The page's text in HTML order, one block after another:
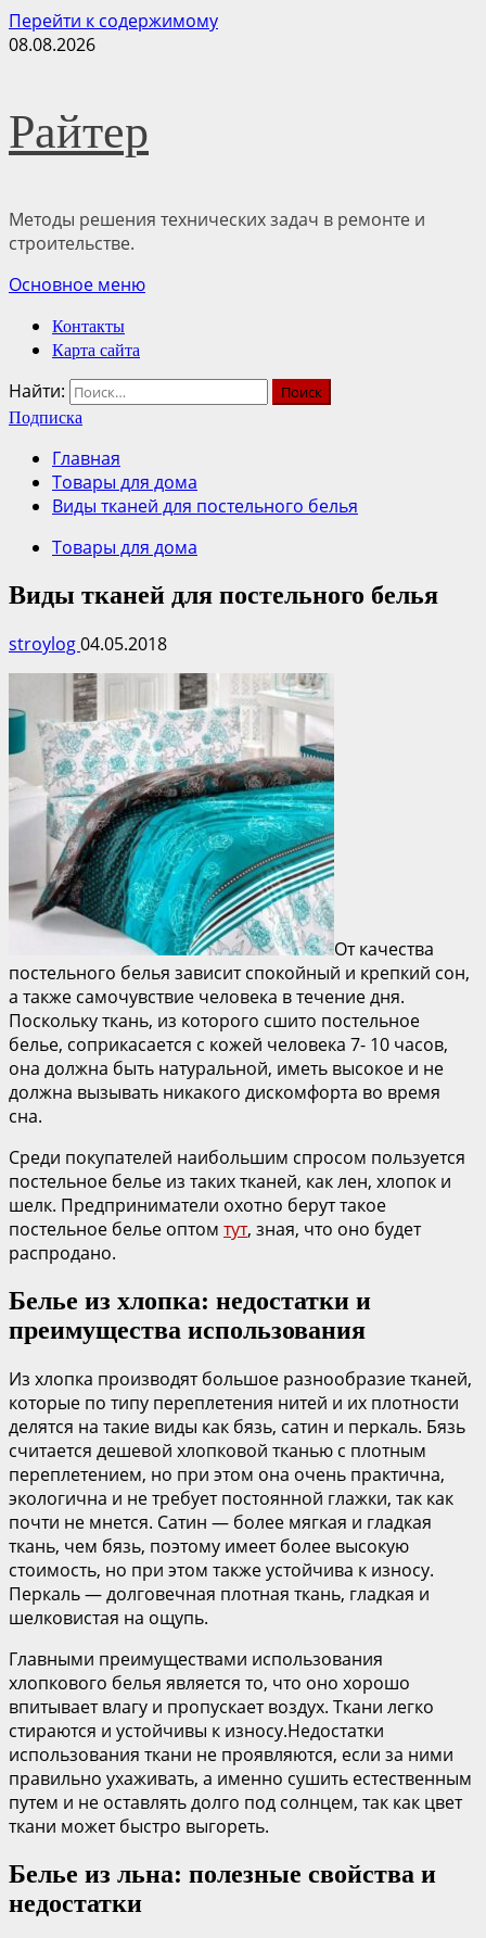
Перейти к содержимому
08.08.2026
Райтер
Методы решения технических задач в ремонте и
строительстве.
Основное меню
Контакты
Карта сайта
Найти:
Подписка
Главная
Товары для дома
Виды тканей для постельного белья
Товары для дома
Виды тканей для постельного белья
stroylog04.05.2018
От качества
постельного белья зависит спокойный и крепкий сон,
а также самочувствие человека в течение дня.
Поскольку ткань, из которого сшито постельное
белье, соприкасается с кожей человека 7- 10 часов,
она должна быть натуральной, иметь высокое и не
должна вызывать никакого дискомфорта во время
сна.
Среди покупателей наибольшим спросом пользуется
постельное белье из таких тканей, как лен, хлопок и
шелк. Предприниматели охотно берут такое
постельное белье оптом тут, зная, что оно будет
распродано.
Белье из хлопка: недостатки и
преимущества использования
Из хлопка производят большое разнообразие тканей,
которые по типу переплетения нитей и их плотности
делятся на такие виды как бязь, сатин и перкаль. Бязь
считается дешевой хлопковой тканью с плотным
переплетением, но при этом она очень практична,
экологична и не требует постоянной глажки, так как
почти не мнется. Сатин — более мягкая и гладкая
ткань, чем бязь, поэтому имеет более высокую
стоимость, но при этом также устойчива к износу.
Перкаль — долговечная плотная ткань, гладкая и
шелковистая на ощупь.
Главными преимуществами использования
хлопкового белья является то, что оно хорошо
впитывает влагу и пропускает воздух. Ткани легко
стираются и устойчивы к износу.Недостатки
использования ткани не проявляются, если за ними
правильно ухаживать, а именно сушить естественным
путем и не оставлять долго под солнцем, так как цвет
ткани может быстро выгореть.
Белье из льна: полезные свойства и
недостатки